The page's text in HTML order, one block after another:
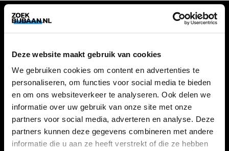
Deze website maakt gebruik van cookies
We gebruiken cookies om content en advertenties te
personaliseren, om functies voor social media te bieden
en om ons websiteverkeer te analyseren. Ook delen we
informatie over uw gebruik van onze site met onze
partners voor social media, adverteren en analyse. Deze
partners kunnen deze gegevens combineren met andere
informatie die u aan ze heeft verstrekt of die ze hebben
ZOEKBIJBAAN
FAQ
Kennis maken met MELON
VACATURES
Alle vacatures